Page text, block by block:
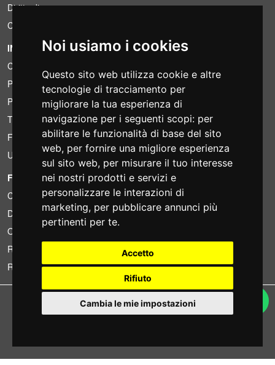
Noi usiamo i cookies
Questo sito web utilizza cookie e altre
tecnologie di tracciamento per
migliorare la tua esperienza di
navigazione per i seguenti scopi: per
abilitare le funzionalità di base del sito
web, per fornire una migliore esperienza
sul sito web, per misurare il tuo interesse
nei nostri prodotti e servizi e
personalizzare le interazioni di
marketing, per pubblicare annunci più
pertinenti per te.
Accetto
Rifiuto
Cambia le mie impostazioni
Diritto di recesso
Condizioni IVA
INFORMAZIONI
Condizioni di noleggio
Preventivi
Pacchetti risparmio
Trovato a meno?
Finanziamento
Usato
FOTOCOLOMBO.IT
Chi siamo
Dove siamo
Orari di negozio
Recensioni su Trovaprezzi
Recensioni su Google
Copyright © Fotocolombo Srl - Viale Verdi 95 - 23807 Merate (LC) - P. Iva
03298370135 - SDI: M5UXCR1